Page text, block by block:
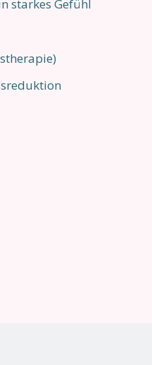
starkes Gefühl